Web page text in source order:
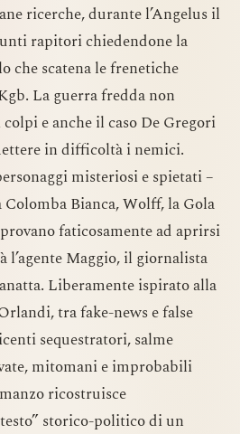
ricerche, durante l’Angelus il
rapitori chiedendone la
che scatena le frenetiche
La guerra fredda non
e anche il caso De Gregori
in difficoltà i nemici.
misteriosi e spietati –
Bianca, Wolff, la Gola
faticosamente ad aprirsi
l’agente Maggio, il giornalista
Liberamente ispirato alla
tra fake-news e false
sequestratori, salme
mitomani e improbabili
ricostruisce
storico-politico di un